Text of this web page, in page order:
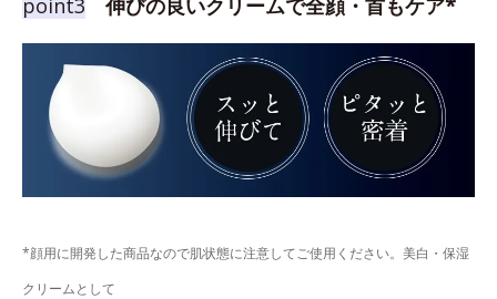
*顔用に開発した商品なので肌状態に注意してご使用ください。美白・保湿
クリームとして